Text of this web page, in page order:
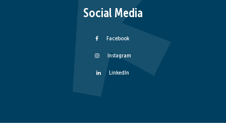
Social Media
Facebook
Instagram
LinkedIn